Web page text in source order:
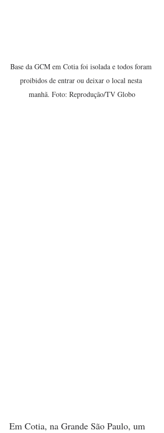
Base da GCM em Cotia foi isolada e todos foram
proibidos de entrar ou deixar o local nesta
manhã. Foto: Reprodução/TV Globo
Em Cotia, na Grande São Paulo, um